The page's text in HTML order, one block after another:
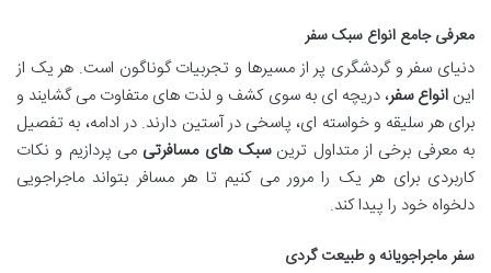
معرفی جامع انواع سبک سفر
دنیای سفر و گردشگری پر از مسیرها و تجربیات گوناگون است. هر یک از
اینانواع سفر، دریچه ای به سوی کشف و لذت های متفاوت می گشایند و
برای هر سلیقه و خواسته ای، پاسخی در آستین دارند. در ادامه، به تفصیل
به معرفی برخی از متداول ترینسبک های مسافرتی می پردازیم و نکات
کاربردی برای هر یک را مرور می کنیم تا هر مسافر بتواند ماجراجویی
دلخواه خود را پیدا کند.
سفر ماجراجویانه و طبیعت گردی